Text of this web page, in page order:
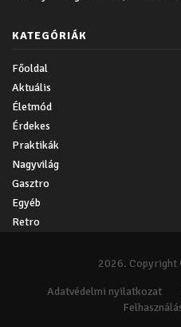
KATEGÓRIÁK
Főoldal
Aktuális
Életmód
Érdekes
Praktikák
Nagyvilág
Gasztro
Egyéb
Retro
2026. Copyright
Adatvédelmi nyilatkozat